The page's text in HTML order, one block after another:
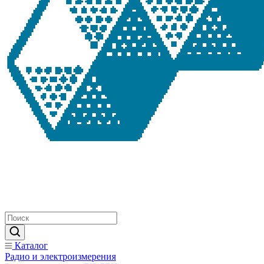
Каталог
Радио и электроизмерения